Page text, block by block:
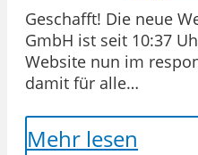
Geschafft! Die neue
GmbH ist seit 10:37
Website nun im
damit für alle…
Mehr lesen